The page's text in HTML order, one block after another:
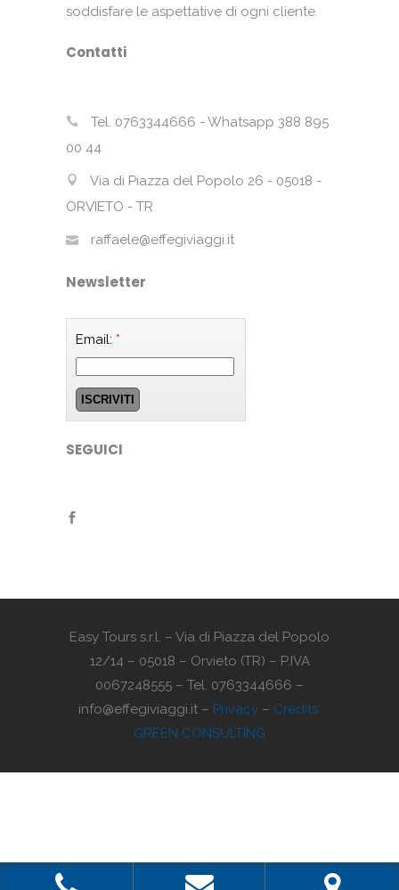
soddisfare le aspettative di ogni cliente.
Contatti
Tel. 0763344666 - Whatsapp 388 895
00 44
Via di Piazza del Popolo 26 - 05018 -
ORVIETO - TR
raffaele@effegiviaggi.it
Newsletter
Email: *
SEGUICI
Easy Tours s.r.l. – Via di Piazza del Popolo
12/14 – 05018 – Orvieto (TR) – P.IVA
0067248555 – Tel. 0763344666 –
info@effegiviaggi.it – Privacy – Credits:
GREEN CONSULTING